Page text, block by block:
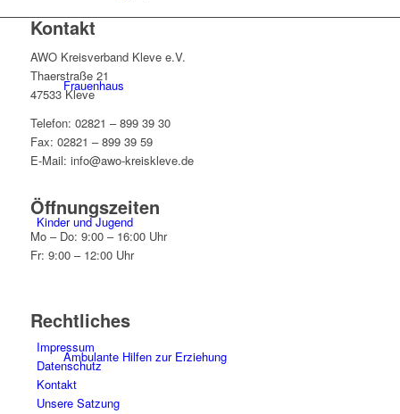
Frauenhaus
Kinder und Jugend
Ambulante Hilfen zur Erziehung
Kontakt
AWO Kreisverband Kleve e.V.
Thaerstraße 21
47533 Kleve
Telefon: 02821 – 899 39 30
Fax: 02821 – 899 39 59
E-Mail: info@awo-kreiskleve.de
Öffnungszeiten
Mo – Do: 9:00 – 16:00 Uhr
Fr: 9:00 – 12:00 Uhr
Rechtliches
Impressum
Datenschutz
Kontakt
Unsere Satzung